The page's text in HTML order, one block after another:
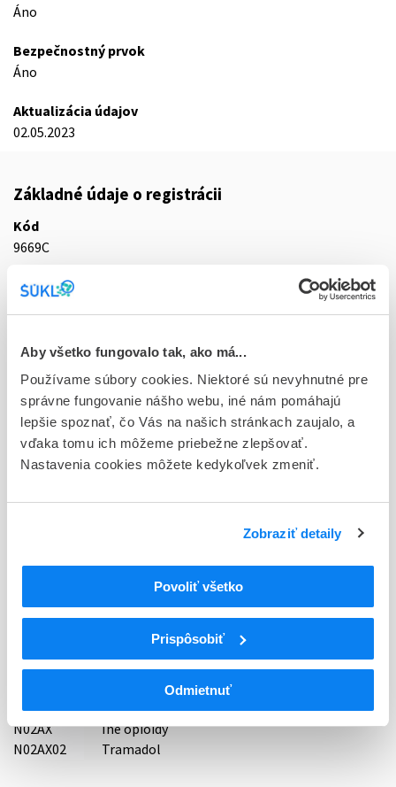
Aby všetko fungovalo tak, ako má...
Používame súbory cookies. Niektoré sú nevyhnutné pre
správne fungovanie nášho webu, iné nám pomáhajú
lepšie spoznať, čo Vás na našich stránkach zaujalo, a
vďaka tomu ich môžeme priebežne zlepšovať.
Nastavenia cookies môžete kedykoľvek zmeniť.
Zobraziť detaily
Povoliť všetko
Prispôsobiť
Odmietnuť
Áno
Bezpečnostný prvok
Áno
Aktualizácia údajov
02.05.2023
Základné údaje o registrácii
Kód
9669C
Registračné číslo
Doplnok
Stav
D - Registrácia bez obmedzenia platnosti
Typ registračnej procedúry
65 - ANALGETICA - ANODYNA
N
Centrálna nervová sústava
Analgetiká
N02A
Opioidné analgetiká (anodyná)
N02AX
Iné opioidy
N02AX02
Tramadol